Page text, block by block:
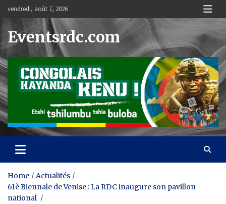
content
vendredi, août 7, 2026
Eventsrdc.com
Home
Actualités
61è Biennale de Venise : La RDC inaugure son pavillon
national